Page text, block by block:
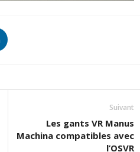
Suivant
Les gants VR Manus
Machina compatibles avec
l’OSVR